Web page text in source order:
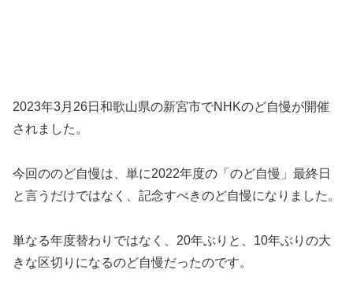
2023年3月26日和歌山県の新宮市でNHKのど自慢が開催
されました。
今回ののど自慢は、単に2022年度の「のど自慢」最終日
と言うだけではなく、記念すべきのど自慢になりました。
単なる年度替わりではなく、20年ぶりと、10年ぶりの大
きな区切りになるのど自慢だったのです。